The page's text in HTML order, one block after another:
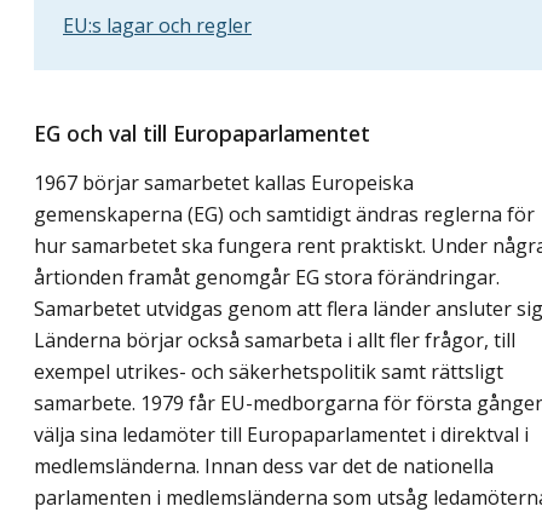
EU:s lagar och regler
EG och val till Europaparlamentet
1967 börjar samarbetet kallas Europeiska
gemenskaperna (EG) och samtidigt ändras reglerna för
hur samarbetet ska fungera rent praktiskt. Under
årtionden framåt genomgår EG stora förändringar.
Samarbetet utvidgas genom att flera länder ansluter
Länderna börjar också samarbeta i allt fler frågor, till
exempel utrikes- och säkerhetspolitik samt rättsligt
samarbete. 1979 får EU-medborgarna för första
välja sina ledamöter till Europaparlamentet i direktval i
medlemsländerna. Innan dess var det de nationella
parlamenten i medlemsländerna som utsåg